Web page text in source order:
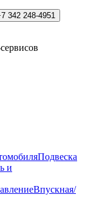
342 248-4951
Подвеска
и
Впускная/